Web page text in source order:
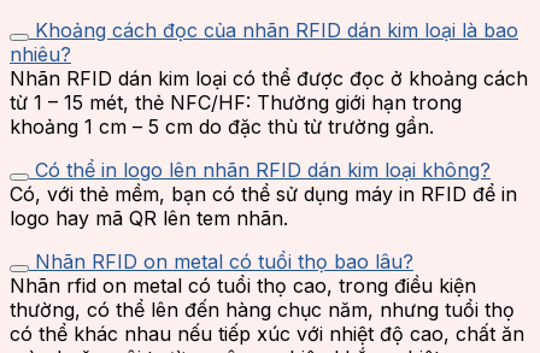
Khoảng cách đọc của nhãn RFID dán kim loại là bao
nhiêu?
Nhãn RFID dán kim loại có thể được đọc ở khoảng cách
từ 1 – 15 mét, thẻ NFC/HF: Thường giới hạn trong
khoảng 1 cm – 5 cm do đặc thù từ trường gần.
Có thể in logo lên nhãn RFID dán kim loại không?
Có, với thẻ mềm, bạn có thể sử dụng máy in RFID để in
logo hay mã QR lên tem nhãn.
Nhãn RFID on metal có tuổi thọ bao lâu?
Nhãn rfid on metal có tuổi thọ cao, trong điều kiện
thường, có thể lên đến hàng chục năm, nhưng tuổi thọ
có thể khác nhau nếu tiếp xúc với nhiệt độ cao, chất ăn